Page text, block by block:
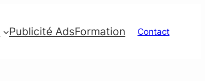
Publicité AdsFormation Contact